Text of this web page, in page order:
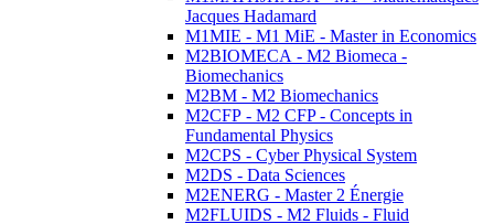
Jacques Hadamard
M1MIE - M1 MiE - Master in Economics
M2BIOMECA - M2 Biomeca -
Biomechanics
M2BM - M2 Biomechanics
M2CFP - M2 CFP - Concepts in
Fundamental Physics
M2CPS - Cyber Physical System
M2DS - Data Sciences
M2ENERG - Master 2 Énergie
M2FLUIDS - M2 Fluids - Fluid